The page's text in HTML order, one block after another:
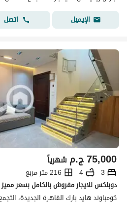
الإيميل
اتصل
ج.م75,000 شهرياً
3
4
216 متر مربع
دوبلكس للايجار مفروش بالكامل بسعر